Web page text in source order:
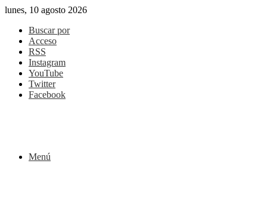
lunes, 10 agosto 2026
Buscar por
Acceso
RSS
Instagram
YouTube
Twitter
Facebook
Menú